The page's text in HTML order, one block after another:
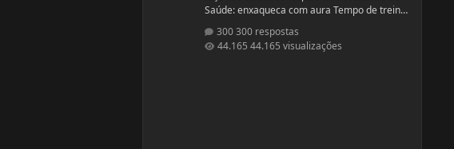
Saúde: enxaqueca com aura Tempo de treino:
Ciclos feitos: Março 2019 oxandrolona 5 mg
durante 8 semanas, após 10 mg até a 12°
300 respostas
44.165 visualizações